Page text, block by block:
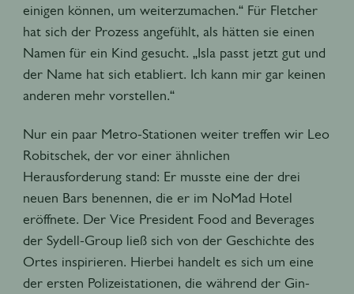
einigen können, um weiterzumachen.“ Für Fletcher
hat sich der Prozess angefühlt, als hätten sie einen
Namen für ein Kind gesucht. „Isla passt jetzt gut und
der Name hat sich etabliert. Ich kann mir gar keinen
anderen mehr vorstellen.“
Nur ein paar Metro-Stationen weiter treffen wir Leo
Robitschek, der vor einer ähnlichen
Herausforderung stand: Er musste eine der drei
neuen Bars benennen, die er im NoMad Hotel
eröffnete. Der Vice President Food and Beverages
der Sydell-Group ließ sich von der Geschichte des
Ortes inspirieren. Hierbei handelt es sich um eine
der ersten Polizeistationen, die während der Gin-